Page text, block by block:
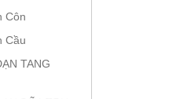
Côn
Cầu
TANG